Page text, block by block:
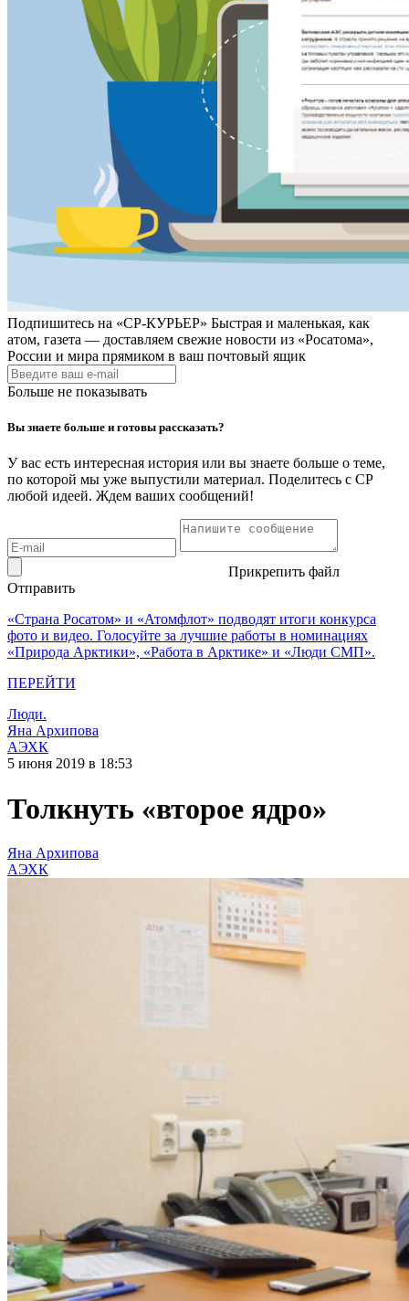
Подпишитесь на «СР-КУРЬЕР» Быстрая и маленькая, как
атом, газета — доставляем свежие новости из «Росатома»,
России и мира прямиком в ваш почтовый ящик
Больше не показывать
Вы знаете больше и готовы рассказать?
У вас есть интересная история или вы знаете больше о теме,
по которой мы уже выпустили материал. Поделитесь с СР
любой идеей. Ждем ваших сообщений!
Прикрепить файл
Отправить
«Страна Росатом» и «Атомфлот» подводят итоги конкурса
фото и видео. Голосуйте за лучшие работы в номинациях
«Природа Арктики», «Работа в Арктике» и «Люди СМП».
ПЕРЕЙТИ
Люди.
Яна Архипова
АЭХК
5 июня 2019 в 18:53
Толкнуть «второе ядро»
Яна Архипова
АЭХК